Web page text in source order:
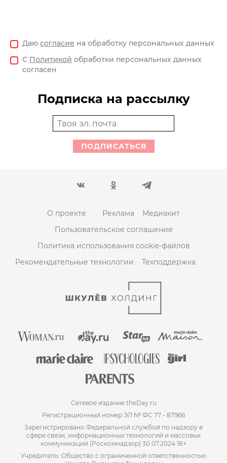
Даю согласие на обработку персональных данных
С Политикой обработки персональных данных
согласен
Подписка на рассылку
ПОДПИСАТЬСЯ
О проекте Реклама
Медиакит
Пользовательское соглашение
Политика использования cookie-файлов
Рекомендательные технологии
Техподдержка
Сетевое издание theDay.ru
Регистрационный номер ЭЛ № ФС 77 - 87966
Зарегистрировано Федеральной службой по надзору в
сфере связи, информационных технологий и массовых
коммуникаций (Роскомнадзор) 30.07.2024 18+
Учредитель: Общество с ограниченной ответственностью